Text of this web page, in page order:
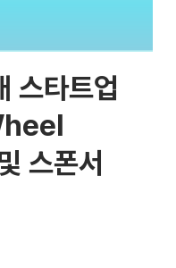
스타트업
스폰서